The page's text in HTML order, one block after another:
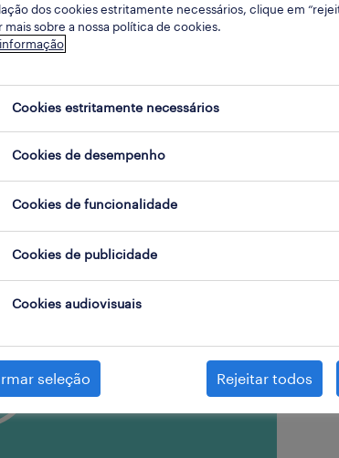
dos cookies estritamente necessários, clique em
mais sobre a nossa política de cookies.
Cookies estritamente necessários
Cookies de desempenho
Cookies de funcionalidade
Cookies de publicidade
Cookies audiovisuais
seleção Rejeitar todos